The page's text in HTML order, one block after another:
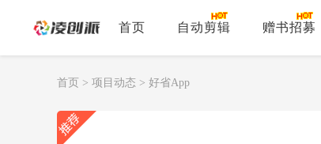
首页 自动剪辑 赠书招募
首页 > 项目动态 > 好省App